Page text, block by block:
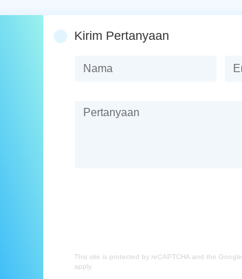
Kirim Pertanyaan
This site is protected by reCAPTCHA and the Google
apply.